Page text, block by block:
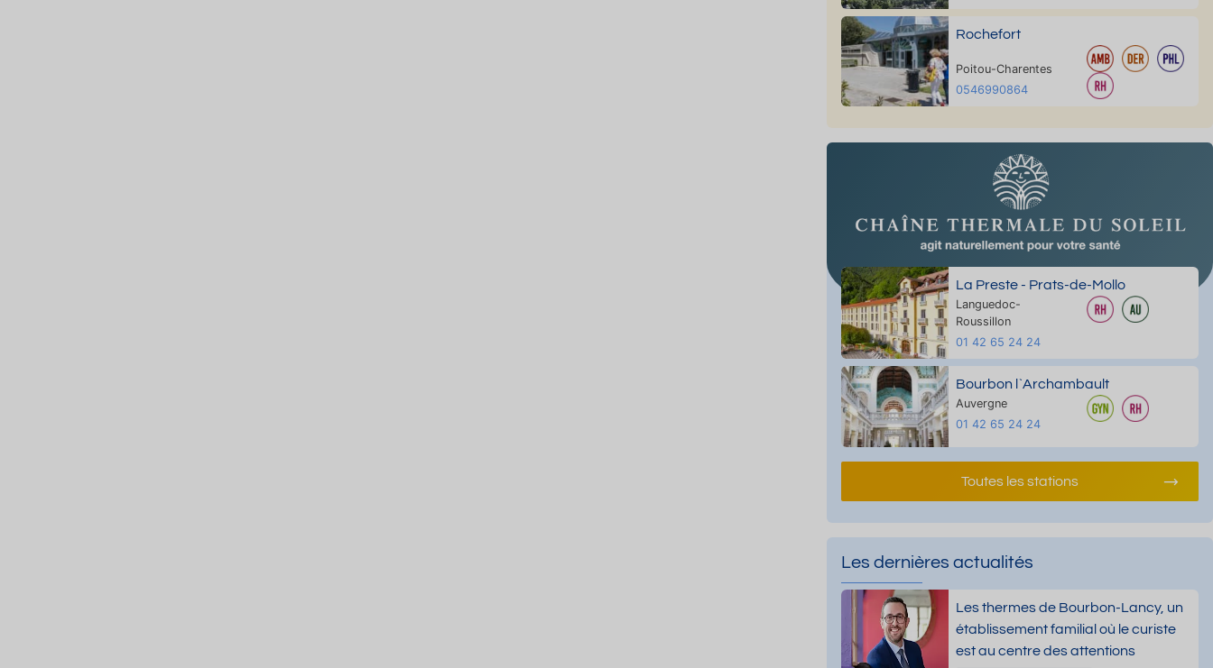
Rochefort
Poitou-Charentes
0546990864
La Preste - Prats-de-Mollo
Languedoc-
Roussillon
01 42 65 24 24
Bourbon l`Archambault
Auvergne
01 42 65 24 24
Toutes les stations
Les dernières actualités
Les thermes de Bourbon-Lancy, un
établissement familial où le curiste
est au centre des attentions